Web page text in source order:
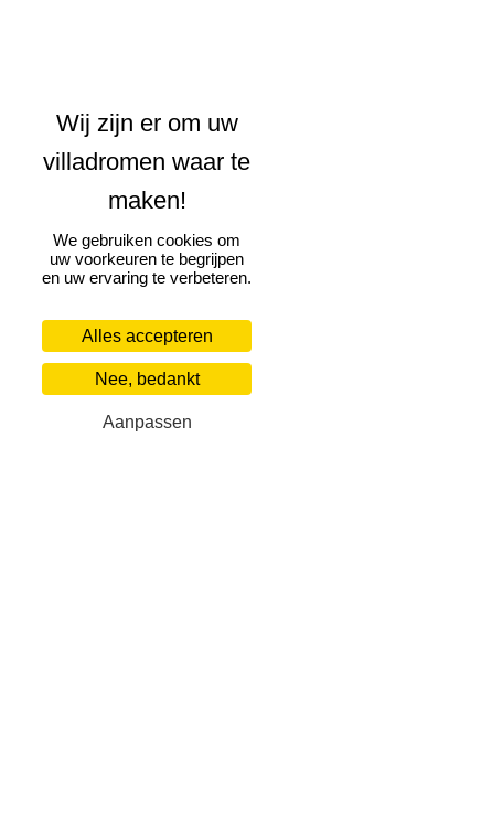
We gebruiken cookies om
uw voorkeuren te begrijpen
en uw ervaring te verbeteren.
Alles accepteren
Nee, bedankt
Aanpassen